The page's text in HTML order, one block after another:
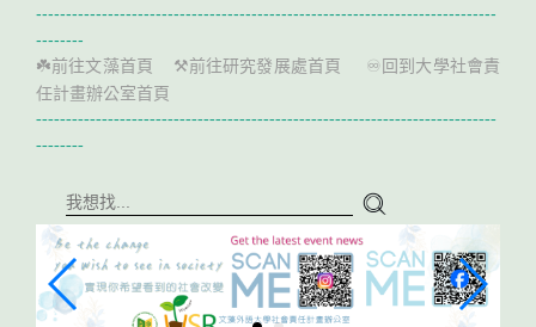
-----------------------------------------------------------------------------
--------
☘️前往文藻首頁 ⚒️前往研究發展處首頁 ♾️ 回到大學社會責
任計畫辦公室首頁
-----------------------------------------------------------------------------
--------